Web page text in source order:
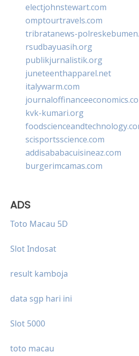
electjohnstewart.com
omptourtravels.com
tribratanews-
rsudbayuasih.org
publikjurnalistik.org
juneteenthapparel.net
italywarm.com
kvk-kumari.org
scisportsscience.com
addisababacuisineaz.com
burgerimcamas.com
ADS
Toto Macau 5D
Slot Indosat
result kamboja
data sgp hari ini
Slot 5000
toto macau